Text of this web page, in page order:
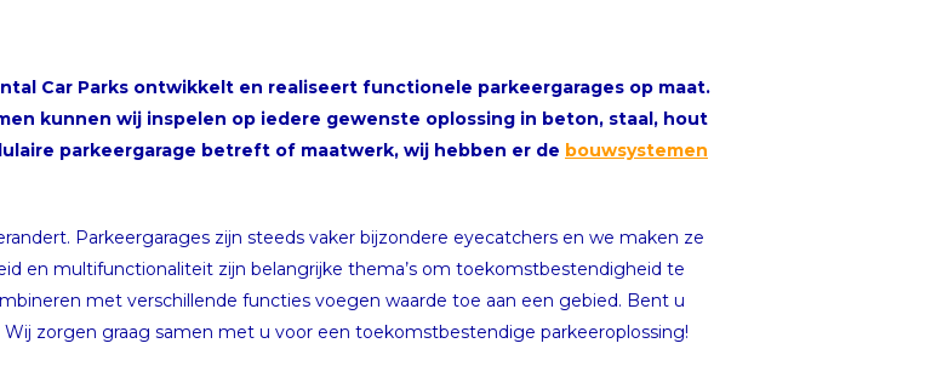
Car Parks ontwikkelt en realiseert functionele parkeergarages op maat.
kunnen wij inspelen op iedere gewenste oplossing in beton, staal, hout
parkeergarage betreft of maatwerk, wij hebben er de bouwsystemen
Parkeergarages zijn steeds vaker bijzondere eyecatchers en we maken ze
en multifunctionaliteit zijn belangrijke thema’s om toekomstbestendigheid te
met verschillende functies voegen waarde toe aan een gebied. Bent u
zorgen graag samen met u voor een toekomstbestendige parkeeroplossing!